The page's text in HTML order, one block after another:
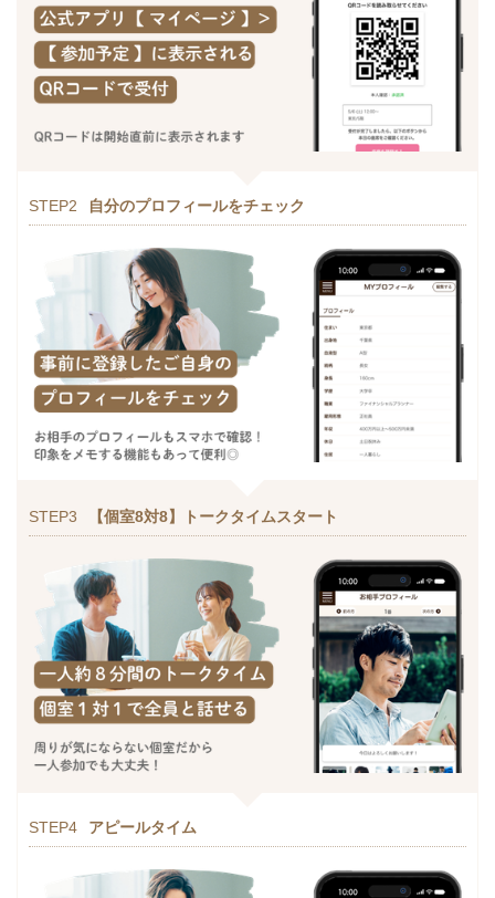
STEP2 自分のプロフィールをチェック
STEP3 【個室8対8】トークタイムスタート
STEP4 アピールタイム